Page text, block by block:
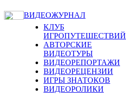
ВИДЕОЖУРНАЛ
КЛУБ
ИГРОПУТЕШЕСТВИЙ
АВТОРСКИЕ
ВИДЕОТУРЫ
ВИДЕОРЕПОРТАЖИ
ВИДЕОРЕЦЕНЗИИ
ИГРЫ ЗНАТОКОВ
ВИДЕОРОЛИКИ